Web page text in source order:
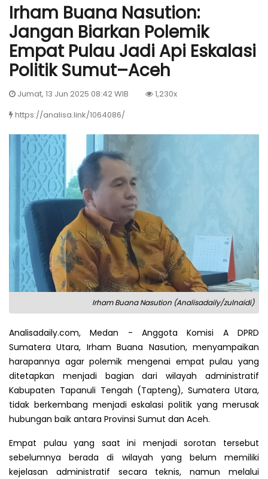
Irham Buana Nasution:
Jangan Biarkan Polemik
Empat Pulau Jadi Api Eskalasi
Politik Sumut–Aceh
Jumat, 13 Jun 2025 08:42 WIB
1,230x
https://analisa.link/1064086/
Irham Buana Nasution (Analisadaily/zulnaidi)
Analisadaily.com, Medan - Anggota Komisi A DPRD
Sumatera Utara, Irham Buana Nasution, menyampaikan
harapannya agar polemik mengenai empat pulau yang
ditetapkan menjadi bagian dari wilayah administratif
Kabupaten Tapanuli Tengah (Tapteng), Sumatera Utara,
tidak berkembang menjadi eskalasi politik yang merusak
hubungan baik antara Provinsi Sumut dan Aceh.
Empat pulau yang saat ini menjadi sorotan tersebut
sebelumnya berada di wilayah yang belum memiliki
kejelasan administratif secara teknis, namun melalui